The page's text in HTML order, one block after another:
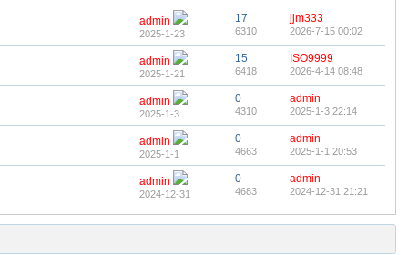
admin
2025-1-23
17
6310
jjm333
2026-7-15 00:02
admin
2025-1-21
15
6418
ISO9999
2026-4-14 08:48
admin
2025-1-3
0
4310
admin
2025-1-3 22:14
admin
2025-1-1
0
4663
admin
2025-1-1 20:53
admin
2024-12-31
0
4683
admin
2024-12-31 21:21